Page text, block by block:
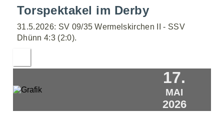
Torspektakel im Derby
31.5.2026: SV 09/35 Wermelskirchen II - SSV
Dhünn 4:3 (2:0).
17.
MAI
2026